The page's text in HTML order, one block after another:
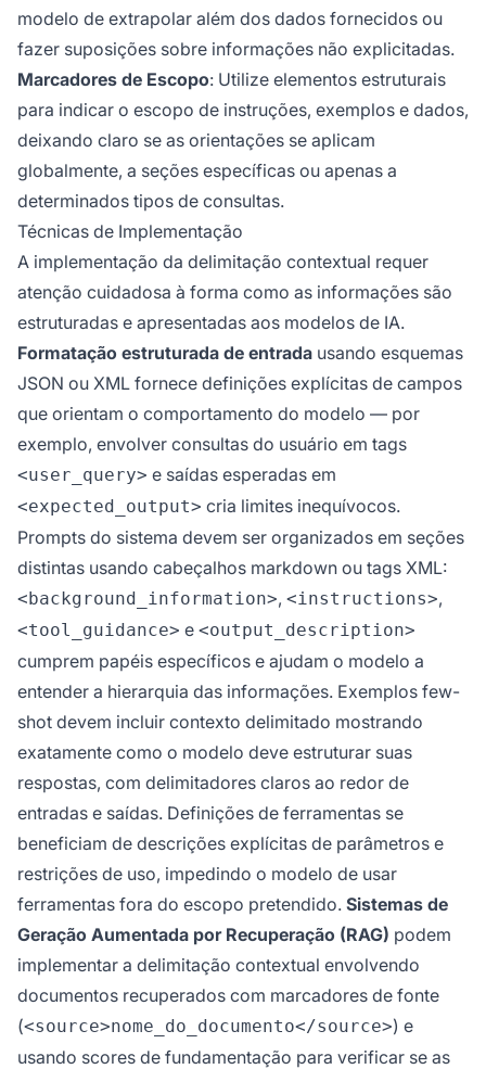
modelo de extrapolar além dos dados fornecidos ou
fazer suposições sobre informações não explicitadas.
Marcadores de Escopo: Utilize elementos estruturais
para indicar o escopo de instruções, exemplos e dados,
deixando claro se as orientações se aplicam
globalmente, a seções específicas ou apenas a
determinados tipos de consultas.
Técnicas de Implementação
A implementação da delimitação contextual requer
atenção cuidadosa à forma como as informações são
estruturadas e apresentadas aos modelos de IA.
Formatação estruturada de entrada usando esquemas
JSON ou XML fornece definições explícitas de campos
que orientam o comportamento do modelo — por
exemplo, envolver consultas do usuário em tags
<user_query> e saídas esperadas em
<expected_output> cria limites inequívocos.
Prompts do sistema devem ser organizados em seções
distintas usando cabeçalhos markdown ou tags XML:
<background_information>, <instructions>,
<tool_guidance> e <output_description>
cumprem papéis específicos e ajudam o modelo a
entender a hierarquia das informações. Exemplos few-
shot devem incluir contexto delimitado mostrando
exatamente como o modelo deve estruturar suas
respostas, com delimitadores claros ao redor de
entradas e saídas. Definições de ferramentas se
beneficiam de descrições explícitas de parâmetros e
restrições de uso, impedindo o modelo de usar
ferramentas fora do escopo pretendido. Sistemas de
Geração Aumentada por Recuperação (RAG) podem
implementar a delimitação contextual envolvendo
documentos recuperados com marcadores de fonte
(<source>nome_do_documento</source>) e
usando scores de fundamentação para verificar se as